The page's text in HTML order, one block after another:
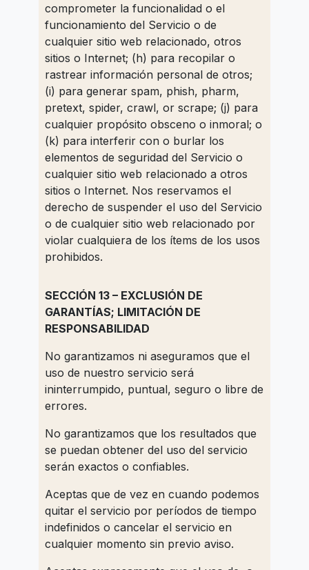
comprometer la funcionalidad o el
funcionamiento del Servicio o de
cualquier sitio web relacionado, otros
sitios o Internet; (h) para recopilar o
rastrear información personal de otros;
(i) para generar spam, phish, pharm,
pretext, spider, crawl, or scrape; (j) para
cualquier propósito obsceno o inmoral; o
(k) para interferir con o burlar los
elementos de seguridad del Servicio o
cualquier sitio web relacionado a otros
sitios o Internet. Nos reservamos el
derecho de suspender el uso del Servicio
o de cualquier sitio web relacionado por
violar cualquiera de los ítems de los usos
prohibidos.
SECCIÓN 13 – EXCLUSIÓN DE
GARANTÍAS; LIMITACIÓN DE
RESPONSABILIDAD
No garantizamos ni aseguramos que el
uso de nuestro servicio será
ininterrumpido, puntual, seguro o libre de
errores.
No garantizamos que los resultados que
se puedan obtener del uso del servicio
serán exactos o confiables.
Aceptas que de vez en cuando podemos
quitar el servicio por períodos de tiempo
indefinidos o cancelar el servicio en
cualquier momento sin previo aviso.